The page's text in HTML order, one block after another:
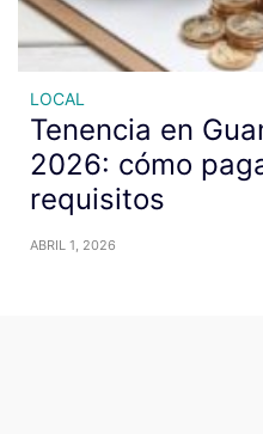
LOCAL
Tenencia en
2026: cómo
requisitos
ABRIL 1, 2026